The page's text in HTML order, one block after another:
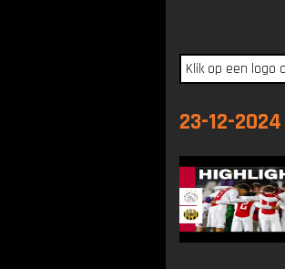
23-12-2024